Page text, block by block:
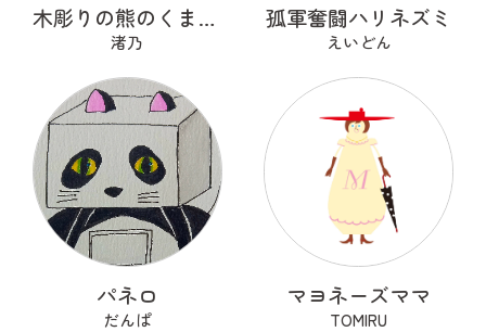
木彫りの熊のくまっくまさん
渚乃
孤軍奮闘ハリネズミ
えいどん
パネロ
だんぱ
マヨネーズママ
TOMIRU